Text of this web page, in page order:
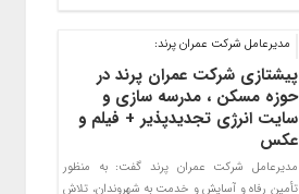
مدیرعامل شرکت عمران پرند:
پیشتازی شرکت عمران پرند در
حوزه مسکن ، مدرسه سازی و
سایت انرژی تجدیدپذیر + فیلم و
عکس
مدیرعامل شرکت عمران پرند گفت: به منظور
تأمین رفاه و آسایش و خدمت به شهروندان، تلاش